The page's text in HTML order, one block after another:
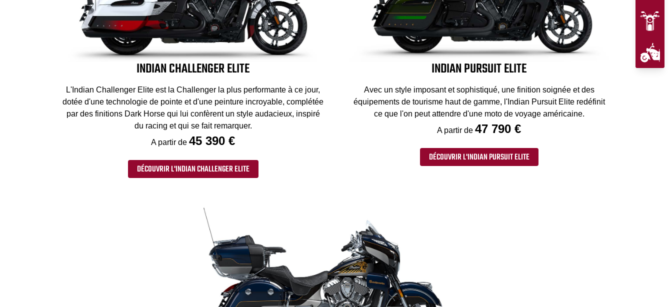
INDIAN CHALLENGER ELITE
L'Indian Challenger Elite est la Challenger la plus performante à ce jour,
dotée d'une technologie de pointe et d'une peinture incroyable, complétée
par des finitions Dark Horse qui lui confèrent un style audacieux, inspiré
du racing et qui se fait remarquer.
A partir de 45 390 €
DÉCOUVRIR L'INDIAN CHALLENGER ELITE
INDIAN PURSUIT ELITE
Avec un style imposant et sophistiqué, une finition soignée et des
équipements de tourisme haut de gamme, l'Indian Pursuit Elite redéfinit
ce que l'on peut attendre d'une moto de voyage américaine.
A partir de 47 790 €
DÉCOUVRIR L'INDIAN PURSUIT ELITE